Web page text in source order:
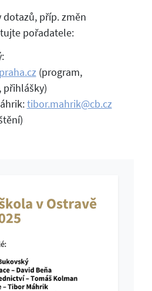
příp. změn
pořadatele:
(program,
přihlášky)
tibor.mahrik@cb.cz